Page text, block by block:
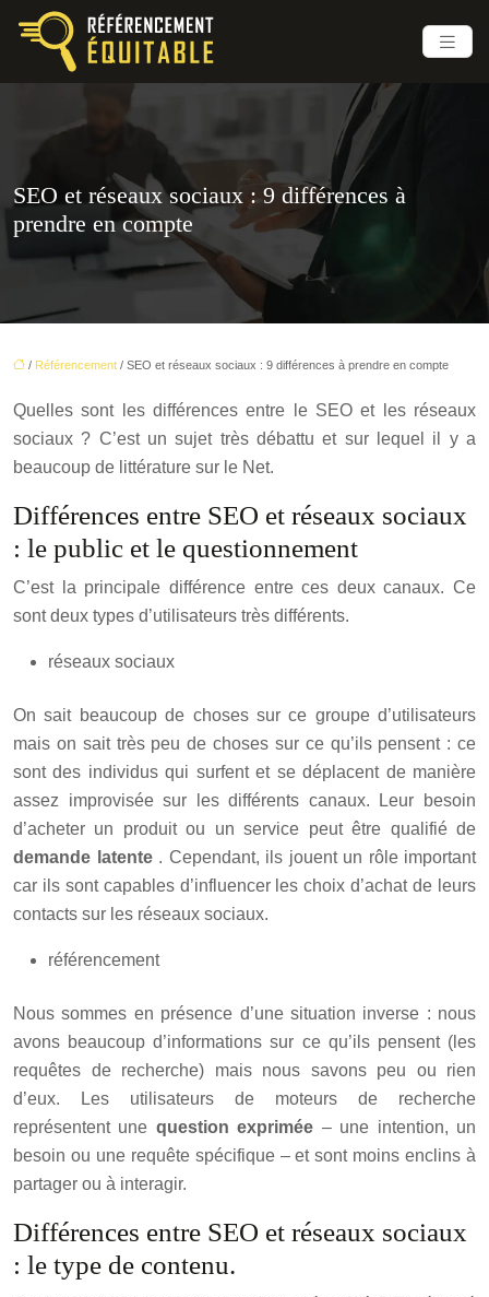
SEO et réseaux sociaux : 9 différences à
prendre en compte
/ Référencement / SEO et réseaux sociaux : 9 différences à prendre en compte
Quelles sont les différences entre le SEO et les réseaux
sociaux ? C’est un sujet très débattu et sur lequel il y a
beaucoup de littérature sur le Net.
Différences entre SEO et réseaux sociaux
: le public et le questionnement
C’est la principale différence entre ces deux canaux. Ce
sont deux types d’utilisateurs très différents.
réseaux sociaux
On sait beaucoup de choses sur ce groupe d’utilisateurs
mais on sait très peu de choses sur ce qu’ils pensent : ce
sont des individus qui surfent et se déplacent de manière
assez improvisée sur les différents canaux.
Leur besoin
d’acheter un produit ou un service peut être qualifié de
demande latente. Cependant, ils jouent un rôle important
car ils sont capables d’influencer les choix d’achat de leurs
contacts sur les réseaux sociaux.
référencement
Nous sommes en présence d’une situation inverse : nous
avons beaucoup d’informations sur ce qu’ils pensent (les
requêtes de recherche) mais nous savons peu ou rien
d’eux. Les utilisateurs de moteurs de recherche
représentent une question exprimée – une intention, un
besoin ou une requête spécifique – et sont moins enclins à
partager ou à interagir.
Différences entre SEO et réseaux sociaux
: le type de contenu.